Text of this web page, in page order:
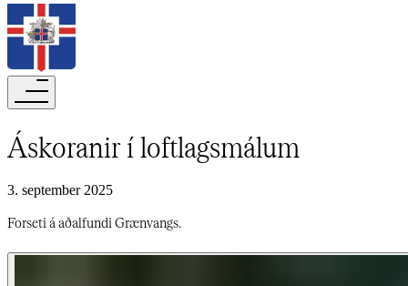
Áskoranir í loftlagsmálum​​​​‌ ‍ ​‍​‍‌‍ ‌ ​‍‌‍‍‌‌‍‌ ‌‍‍‌‌‍ ‍​‍​‍​ ‍‍​‍​‍‌ ​ ‌‍​‌‌‍ ‍‌‍‍‌‌ ‌​‌ ‍‌​‍ ‍‌‍‍‌‌‍ ​‍​‍​‍ ​​‍​‍‌‍‍​‌ ​‍‌‍‌‌‌‍‌‍​‍​‍​ ‍‍​‍​‍‌‍‍​‌ ‌​‌ ‌​‌ ​​‌ ​ ​‍ ​‍ ‌‍‌‍‌‍ ‌ ​‍‌ ​ ‌‍‌‌‌ ‌​‌‍‍‌​‍ ‌‌‍‍‌‌ ​ ‌‍ ​‌‍​‌‌‍ ‍‌‍‌​‌ ​ ​‍ ‍‌ ‌‍‌‍‌‌‌ ​‍‌‍​ ‌‍‌‌‌‍ ​​‍ ‍‌‍​‌‌ ​​‌ ​​​‍ ‌ ​ ‌ ‌​‌ ‌‌‌‍‌​‌‍‍‌‌‍ ​‍ ‌‍‍‌‌‍ ‍‌ ‌​‌‍‌‌‌‍ ‍‌ ‌​​‍ ‌‍‌‌‌‍‌​‌‍‍‌‌ ‌​​‍ ‌‍ ‌‌‍ ‌‍‌​‌‍‌‌​ ‌‌ ​​‌ ​‍‌‍‌‌‌ ​ ‌‍‌‌‌‍ ‍‌ ‌​‌‍​‌‌ ‌​‌‍‍‌‌‍ ‌‍ ‍​ ‍ ‌‍‍‌‌‍‌​​ ‌​ ‌​​ ​​‌‍‌ ‌​‌‍‌​‍‍‌​‍‌‌​‌​‌ ​ ‌‍​ ‌‍ ‍‌‍‌‍‌‌‍‌‌​‌‌‌​‌‍‌‌‌​‌​‍‍‌‌​‌‌‌‌‌‌​‍‌‌​‌​‌‌‌‍‌‌‌‌​ ‍ ‌ ‌​‌ ‍‌‌ ​​‌‍‌‌​ ‌‌‍ ‍‌‍‌‌‌ ‌ ‌ ​ ​ ‍ ‌ ​​‌‍​‌‌ ‌​‌‍‍​​ ‌‌ ‌​‌‍‍‌‌ ‌​‌‍ ​‌‍‌‌​ ‌‍​‍‌‍​‌‌ ​ ‌‍‌‌‌‌‌‌‌ ​‍‌‍ ​​ ‌‌‍‍​‌ ‌​‌ ‌​‌ ​​‌ ​ ​‍‌‌​ ​‍‌​‌‍​‍‌‌​ ​‍‌​‌‍‌‍‌‍‌‍ ‌ ​‍‌ ​ ‌‍‌‌‌ ‌​‌‍‍‌​‍ ‌‌‍‍‌‌ ​ ‌‍ ​‌‍​‌‌‍ ‍‌‍‌​‌ ​ ​‍ ‍‌ ‌‍‌‍‌‌‌ ​‍‌‍​ ‌‍‌‌‌‍ ​​‍ ‍‌‍​‌‌ ​​‌ ​​​‍‌‌​ ​‍‌​‌‍‌ ​ ‌ ‌​‌ ‌‌‌‍‌​‌‍‍‌‌‍ ​‍‌‍‌‍‍‌‌‍‌​​ ‌​ ‌​​ ​​‌‍‌ ‌​‌‍‌​‍‍‌​‍‌‌​‌​‌ ​ ‌‍​ ‌‍ ‍‌‍‌‍‌‌‍‌‌​‌‌‌​‌‍‌‌‌​‌​‍‍‌‌​‌‌‌‌‌‌​‍‌‌​‌​‌‌‌‍‌‌‌‌​‍‌‍‌ ‌​‌ ‍‌‌ ​​‌‍‌‌​ ‌‌‍ ‍‌‍‌‌‌ ‌ ‌ ​ ​‍‌‍‌ ​​‌‍​‌‌ ‌​‌‍‍​​ ‌‌ ‌​‌‍‍‌‌ ‌​‌‍ ​‌‍‌‌​‍‌‍‌ ​​‌‍‌‌‌ ​‍‌ ​ ‌ ​​‌‍‌‌‌‍​ ‌ ‌​‌‍‍‌‌ ‌‍‌‍‌‌​ ‌‌ ​​‌ ‌‌‌‍​‍‌‍ ​‌‍‍‌‌ ​ ‌‍‍​‌‍‌‌‌‍‌​​‍​‍‌ ‌
3. september 2025
Forseti á aðalfundi Grænvangs.​​​​‌ ‍ ​‍​‍‌‍ ‌ ​‍‌‍‍‌‌‍‌ ‌‍‍‌‌‍ ‍​‍​‍​ ‍‍​‍​‍‌ ​ ‌‍​‌‌‍ ‍‌‍‍‌‌ ‌​‌ ‍‌​‍ ‍‌‍‍‌‌‍ ​‍​‍​‍ ​​‍​‍‌‍‍​‌ ​‍‌‍‌‌‌‍‌‍​‍​‍​ ‍‍​‍​‍‌‍‍​‌ ‌​‌ ‌​‌ ​​‌ ​ ​‍ ​‍ ‌‍‌‍‌‍ ‌ ​‍‌ ​ ‌‍‌‌‌ ‌​‌‍‍‌​‍ ‌‌‍‍‌‌ ​ ‌‍ ​‌‍​‌‌‍ ‍‌‍‌​‌ ​ ​‍ ‍‌ ‌‍‌‍‌‌‌ ​‍‌‍​ ‌‍‌‌‌‍ ​​‍ ‍‌‍​‌‌ ​​‌ ​​​‍ ‌ ​ ‌ ‌​‌ ‌‌‌‍‌​‌‍‍‌‌‍ ​‍ ‌‍‍‌‌‍ ‍‌ ‌​‌‍‌‌‌‍ ‍‌ ‌​​‍ ‌‍‌‌‌‍‌​‌‍‍‌‌ ‌​​‍ ‌‍ ‌‌‍ ‌‍‌​‌‍‌‌​ ‌‌ ​​‌ ​‍‌‍‌‌‌ ​ ‌‍‌‌‌‍ ‍‌ ‌​‌‍​‌‌ ‌​‌‍‍‌‌‍ ‌‍ ‍​ ‍ ‌‍‍‌‌‍‌​​ ‌​ ‌​​ ​​‌‍‌ ‌​‌‍‌​‍‍‌​‍‌‌​‌​‌ ​ ‌‍​ ‌‍ ‍‌‍‌‍‌‌‍‌‌​‌‌‌​‌‍‌‌‌​‌​‍‍‌‌​‌‌‌‌‌‌​‍‌‌​‌​‌‌‌‍‌‌‌‌​ ‍ ‌ ‌​‌ ‍‌‌ ​​‌‍‌‌​ ‌‌‍ ‍‌‍‌‌‌ ‌ ‌ ​ ​ ‍ ‌ ​​‌‍​‌‌ ‌​‌‍‍​​ ‌‌‍‌​‌‍‌‌‌ ​ ‌‍​ ‌ ​‍‌‍‍‌‌ ​​‌ ‌​‌‍‍‌‌‍ ‌‍ ‍​ ‌‍​‍‌‍​‌‌ ​ ‌‍‌‌‌‌‌‌‌ ​‍‌‍ ​​ ‌‌‍‍​‌ ‌​‌ ‌​‌ ​​‌ ​ ​‍‌‌​ ​‍‌​‌‍​‍‌‌​ ​‍‌​‌‍‌‍‌‍‌‍ ‌ ​‍‌ ​ ‌‍‌‌‌ ‌​‌‍‍‌​‍ ‌‌‍‍‌‌ ​ ‌‍ ​‌‍​‌‌‍ ‍‌‍‌​‌ ​ ​‍ ‍‌ ‌‍‌‍‌‌‌ ​‍‌‍​ ‌‍‌‌‌‍ ​​‍ ‍‌‍​‌‌ ​​‌ ​​​‍‌‌​ ​‍‌​‌‍‌ ​ ‌ ‌​‌ ‌‌‌‍‌​‌‍‍‌‌‍ ​‍‌‍‌‍‍‌‌‍‌​​ ‌​ ‌​​ ​​‌‍‌ ‌​‌‍‌​‍‍‌​‍‌‌​‌​‌ ​ ‌‍​ ‌‍ ‍‌‍‌‍‌‌‍‌‌​‌‌‌​‌‍‌‌‌​‌​‍‍‌‌​‌‌‌‌‌‌​‍‌‌​‌​‌‌‌‍‌‌‌‌​‍‌‍‌ ‌​‌ ‍‌‌ ​​‌‍‌‌​ ‌‌‍ ‍‌‍‌‌‌ ‌ ‌ ​ ​‍‌‍‌ ​​‌‍​‌‌ ‌​‌‍‍​​ ‌‌‍‌​‌‍‌‌‌ ​ ‌‍​ ‌ ​‍‌‍‍‌‌ ​​‌ ‌​‌‍‍‌‌‍ ‌‍ ‍​‍‌‍‌ ​​‌‍‌‌‌ ​‍‌ ​ ‌ ​​‌‍‌‌‌‍​ ‌ ‌​‌‍‍‌‌ ‌‍‌‍‌‌​ ‌‌ ​​‌ ‌‌‌‍​‍‌‍ ​‌‍‍‌‌ ​ ‌‍‍​‌‍‌‌‌‍‌​​‍​‍‌ ‌